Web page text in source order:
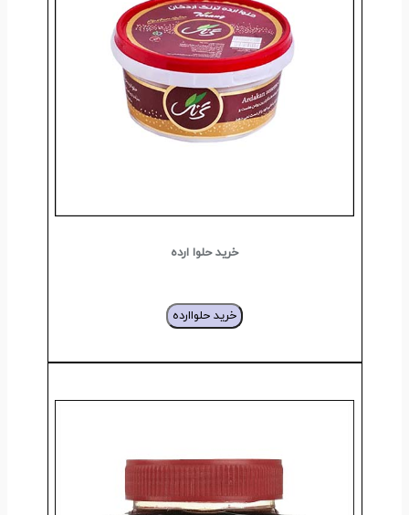
خرید حلوا ارده
خرید حلواارده